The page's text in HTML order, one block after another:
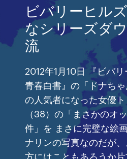
ビバリーヒル
なシリーズダ
流
2012年1月10日 『ビバ
青春白書』の「ドナち
の人気者になった女優
（38）の「まさかのオ
件」を まさに完璧な絵
ナリンの写真なのだが
方にはこともあろうか